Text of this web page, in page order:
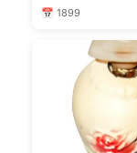
📅 1899